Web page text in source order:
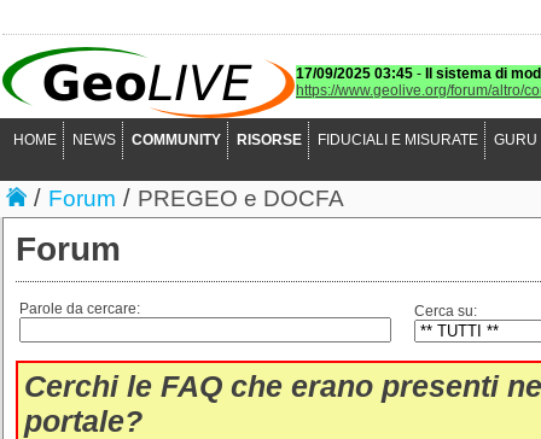
17/09/2025 03:45 -
Il sistema di
https://www.geolive.org/forum/altro/
HOME NEWS COMMUNITY RISORSE FIDUCIALI E MISURATE GURU
/ Forum / PREGEO e DOCFA
Forum
Parole da cercare: Cerca su:
Cerchi le FAQ che erano presenti
portale?